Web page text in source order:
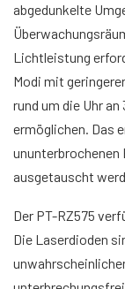
abgedunkelte
Lichtleistung
Modi mit
rund um die Uhr
ermöglichen. Das
ununterbrochenen
ausgetauscht
Der PT-RZ575
Die Laserdioden